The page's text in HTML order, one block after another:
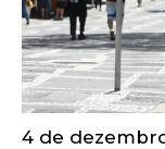
4 de